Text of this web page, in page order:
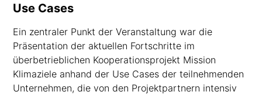
Use Cases
Ein zentraler Punkt der Veranstaltung war die
Präsentation der aktuellen Fortschritte im
überbetrieblichen Kooperationsprojekt Mission
Klimaziele anhand der Use Cases der teilnehmenden
Unternehmen, die von den Projektpartnern intensiv